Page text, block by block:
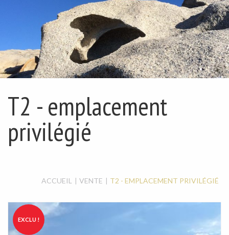
PRÉSENTATION
APPARTEMENT
MAISON / VILLA
TERRAIN
LOCAL COMMERCIAL
APPARTEMENT
MAISON / VILLA
GARAGE
LOCAL À LOUER
T2 - emplacement
privilégié
ACCUEIL VENTE T2 - EMPLACEMENT PRIVILÉGIÉ
EXCLU !